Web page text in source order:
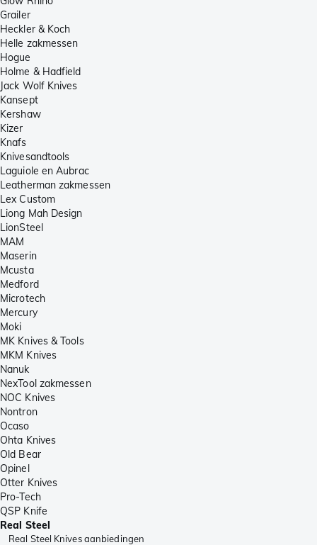
Grailer
Heckler & Koch
Helle zakmessen
Hogue
Holme & Hadfield
Jack Wolf Knives
Kansept
Kershaw
Kizer
Knafs
Knivesandtools
Laguiole en Aubrac
Leatherman zakmessen
Lex Custom
Liong Mah Design
LionSteel
MAM
Maserin
Mcusta
Medford
Microtech
Mercury
Moki
MK Knives & Tools
MKM Knives
Nanuk
NexTool zakmessen
NOC Knives
Nontron
Ocaso
Ohta Knives
Old Bear
Opinel
Otter Knives
Pro-Tech
QSP Knife
Real Steel
Real Steel Knives aanbiedingen